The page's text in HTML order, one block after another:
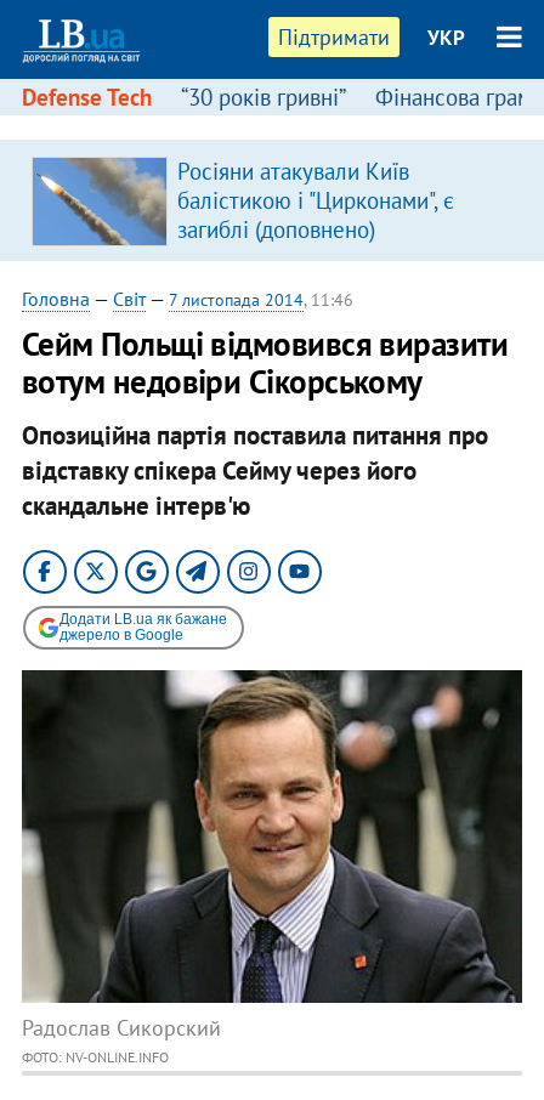
Підтримати УКР
Defense Tech “30 років гривні” Фінансова
Росіяни атакували Київ
балістикою і "Цирконами", є
загиблі (доповнено)
Головна — Світ— 7 листопада 2014, 11:46
Сейм Польщі відмовився виразити
вотум недовіри Сікорському
Опозиційна партія поставила питання про
відставку спікера Сейму через його
скандальне інтерв'ю
Додати LB.ua як бажане
джерело в Google
Радослав Сикорский
ФОТО: NV-ONLINE.INFO